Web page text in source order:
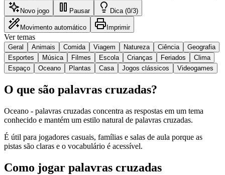
Novo jogo Pausar Dica (0/3)
Movimento automático Imprimir
Ver temas
Geral Animais Comida Viagem Natureza Ciência
Geografia
Esportes
Música Filmes Escola Crianças Feriados
Clima
Espaço
Oceano Plantas Casa Jogos clássicos Videogames
O que são palavras cruzadas?
Oceano - palavras cruzadas concentra as respostas em um tema
conhecido e mantém um estilo natural de palavras cruzadas.
É útil para jogadores casuais, famílias e salas de aula porque as
pistas são claras e o vocabulário é acessível.
Como jogar palavras cruzadas